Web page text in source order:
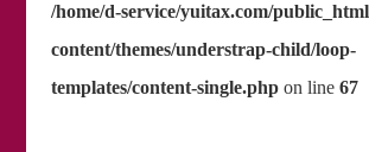
/home/d-service/yuitax.com/
content/themes/understrap-child/loop-
templates/content-single.phpon line 67